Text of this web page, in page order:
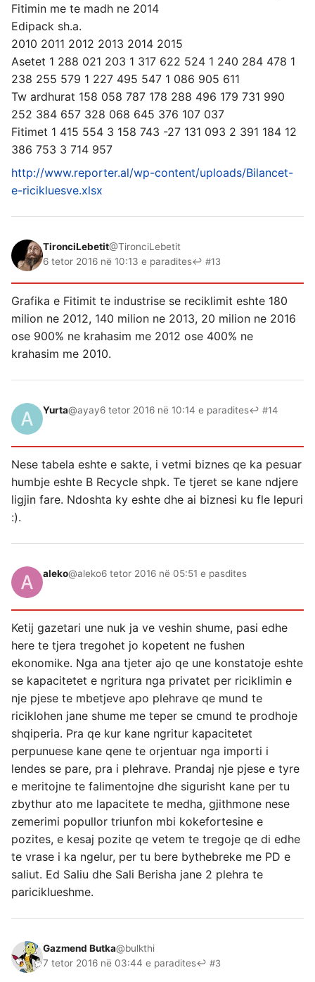
Fitimin me te madh ne 2014
Edipack sh.a.
2010 2011 2012 2013 2014 2015
Asetet 1 288 021 203 1 317 622 524 1 240 284 478 1
238 255 579 1 227 495 547 1 086 905 611
Tw ardhurat 158 058 787 178 288 496 179 731 990
252 384 657 328 068 645 376 107 037
Fitimet 1 415 554 3 158 743 -27 131 093 2 391 184 12
386 753 3 714 957
http://www.reporter.al/wp-content/uploads/Bilancet-
e-ricikluesve.xlsx
TironciLebetit@TironciLebetit
6 tetor 2016 në 10:13 e paradites↩ #13
Grafika e Fitimit te industrise se reciklimit eshte 180
milion ne 2012, 140 milion ne 2013, 20 milion ne 2016
ose 900% ne krahasim me 2012 ose 400% ne
krahasim me 2010.
Yurta@ayay6 tetor 2016 në 10:14 e paradites↩ #14
Nese tabela eshte e sakte, i vetmi biznes qe ka pesuar
humbje eshte B Recycle shpk. Te tjeret se kane ndjere
ligjin fare. Ndoshta ky eshte dhe ai biznesi ku fle lepuri
:).
aleko@aleko6 tetor 2016 në 05:51 e pasdites
Ketij gazetari une nuk ja ve veshin shume, pasi edhe
here te tjera tregohet jo kopetent ne fushen
ekonomike. Nga ana tjeter ajo qe une konstatoje eshte
se kapacitetet e ngritura nga privatet per riciklimin e
nje pjese te mbetjeve apo plehrave qe mund te
riciklohen jane shume me teper se cmund te prodhoje
shqiperia. Pra qe kur kane ngritur kapacitetet
perpunuese kane qene te orjentuar nga importi i
lendes se pare, pra i plehrave. Prandaj nje pjese e tyre
e meritojne te falimentojne dhe sigurisht kane per tu
zbythur ato me lapacitete te medha, gjithmone nese
zemerimi popullor triunfon mbi kokefortesine e
pozites, e kesaj pozite qe vetem te tregoje qe di edhe
te vrase i ka ngelur, per tu bere bythebreke me PD e
saliut. Ed Saliu dhe Sali Berisha jane 2 plehra te
pariciklueshme.
Gazmend Butka@bulkthi
7 tetor 2016 në 03:44 e paradites↩ #3